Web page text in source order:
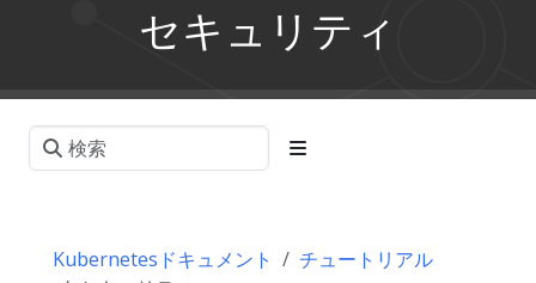
セキュリティ
Kubernetesドキュメント
チュートリアル